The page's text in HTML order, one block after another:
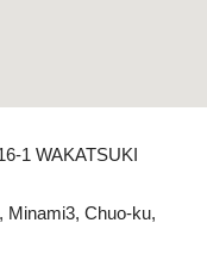
1 WAKATSUKI
Minami3, Chuo-ku,